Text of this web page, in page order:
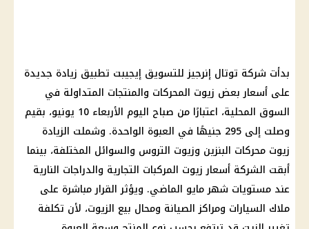
بدأت شركة توتال إنرجيز للتسويق إيجيبت تطبيق زيادة جديدة
على أسعار بعض زيوت المحركات والمنتجات المتداولة في
السوق المحلية، اعتبارًا من صباح اليوم الأربعاء 10 يونيو، بقيم
وصلت إلى 295 جنيهًا في العبوة الواحدة. وشملت الزيادة
زيوت محركات البنزين وزيوت التروس والسوائل المختلفة، بينما
أبقت الشركة أسعار زيوت المركبات التجارية والدراجات النارية
عند مستويات شهر مايو الماضي. ويؤثر القرار مباشرة على
ملاك السيارات ومراكز الصيانة ومحال بيع الزيوت، لأن تكلفة